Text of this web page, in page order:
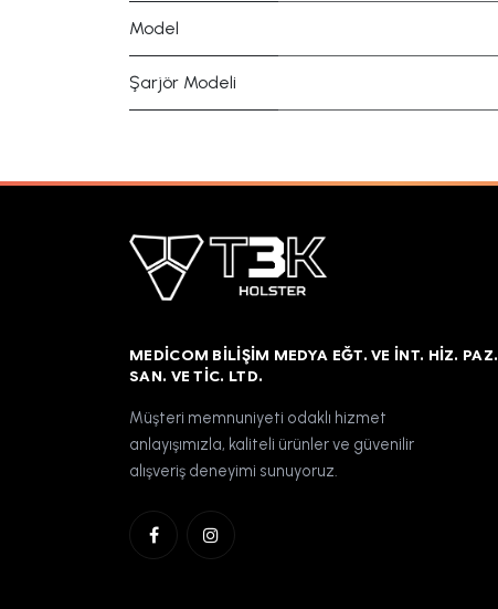
Model
Şarjör Modeli
MEDICOM BILIŞIM MEDYA EĞT. VE İNT. HIZ. PAZ.
SAN. VE TIC. LTD.
Müşteri memnuniyeti odaklı hizmet
anlayışımızla, kaliteli ürünler ve güvenilir
alışveriş deneyimi sunuyoruz.